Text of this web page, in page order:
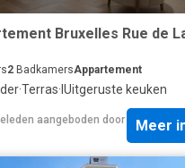
Bruxelles Rue de
2 BadkamersAppartement
·Terras· IUitgeruste keuken
aangeboden door
Meer